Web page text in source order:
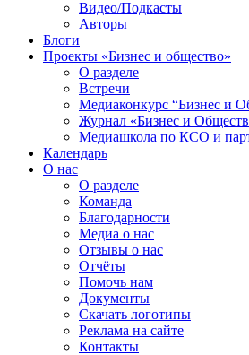
Видео/Подкасты
Авторы
Блоги
Проекты «Бизнес и общество»
О разделе
Встречи
Медиаконкурс “Бизнес и
Журнал «Бизнес и
Медиашкола по КСО и
Календарь
О нас
О разделе
Команда
Благодарности
Медиа о нас
Отзывы о нас
Отчёты
Помочь нам
Документы
Скачать логотипы
Реклама на сайте
Контакты